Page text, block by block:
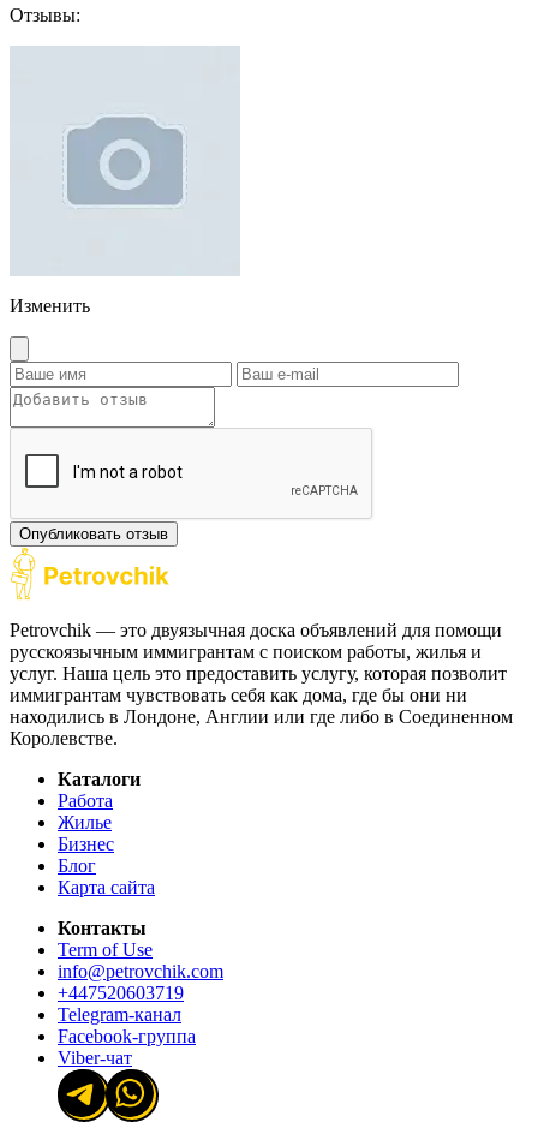
Отзывы:
Изменить
Опубликовать отзыв
Petrovchik — это двуязычная доска объявлений для помощи
русскоязычным иммигрантам с поиском работы, жилья и
услуг. Наша цель это предоставить услугу, которая позволит
иммигрантам чувствовать себя как дома, где бы они ни
находились в Лондоне, Англии или где либо в Соединенном
Королевстве.
Каталоги
Работа
Жилье
Бизнес
Блог
Карта сайта
Контакты
Term of Use
info@petrovchik.com
+447520603719
Telegram-канал
Facebook-группа
Viber-чат